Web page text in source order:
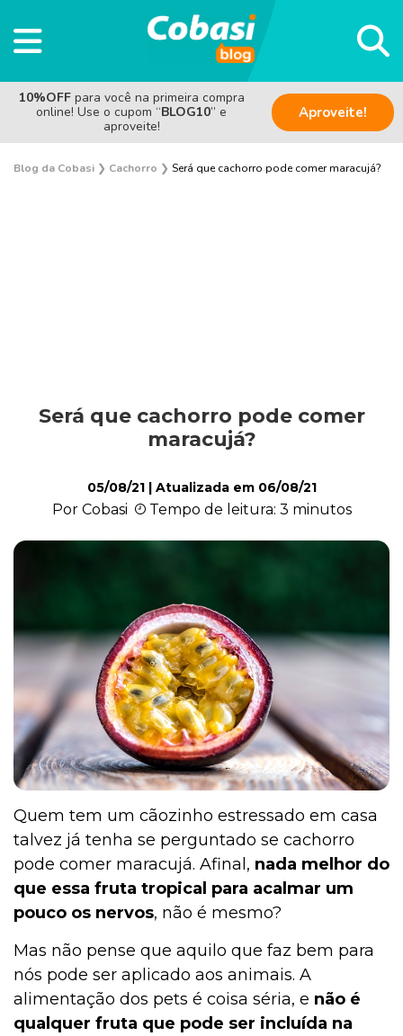
10%OFF para você na primeira compra
online! Use o cupom “BLOG10” e
aproveite!
Aproveite!
Blog da Cobasi ❯ Cachorro ❯ Será que cachorro pode comer maracujá?
Alimentação
Curiosidades
Higiene
Saúde
Será que cachorro pode comer
maracujá?
05/08/21| Atualizada em 06/08/21
Por Cobasi Tempo de leitura: 3 minutos
Quem tem um cãozinho estressado em casa
talvez já tenha se perguntado se cachorro
pode comer maracujá. Afinal, nada melhor do
que essa fruta tropical para acalmar um
pouco os nervos, não é mesmo?
Mas não pense que aquilo que faz bem para
nós pode ser aplicado aos animais. A
alimentação dos pets é coisa séria, e não é
qualquer fruta que pode ser incluída na